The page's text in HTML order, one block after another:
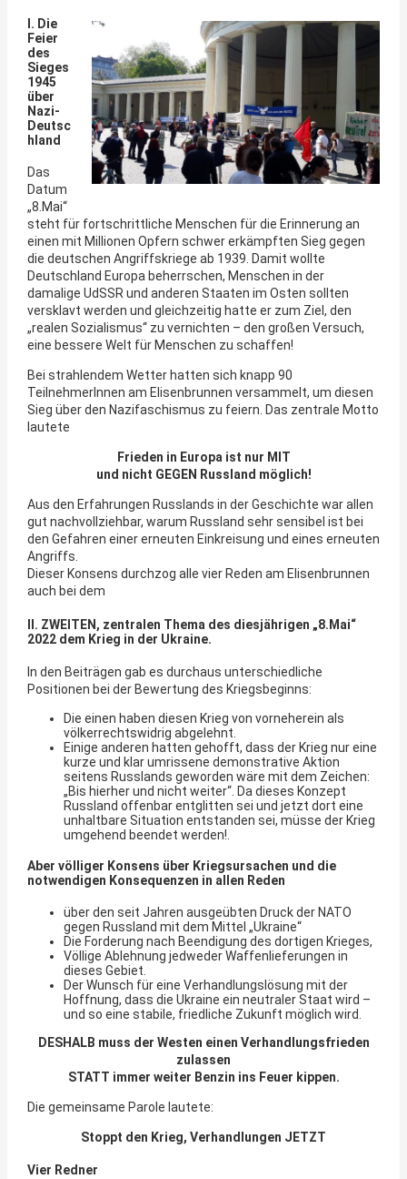
I. Die
Feier
des
Sieges
1945
über
Nazi-
Deutsc
hland
Das
Datum
„8.Mai“
steht für fortschrittliche Menschen für die Erinnerung an
einen mit Millionen Opfern schwer erkämpften Sieg gegen
die deutschen Angriffskriege ab 1939. Damit wollte
Deutschland Europa beherrschen, Menschen in der
damalige UdSSR und anderen Staaten im Osten sollten
versklavt werden und gleichzeitig hatte er zum Ziel, den
„realen Sozialismus“ zu vernichten – den großen Versuch,
eine bessere Welt für Menschen zu schaffen!
Bei strahlendem Wetter hatten sich knapp 90
TeilnehmerInnen am Elisenbrunnen versammelt, um diesen
Sieg über den Nazifaschismus zu feiern. Das zentrale Motto
lautete
Frieden in Europa ist nur MIT
und nicht GEGEN Russland möglich!
Aus den Erfahrungen Russlands in der Geschichte war allen
gut nachvollziehbar, warum Russland sehr sensibel ist bei
den Gefahren einer erneuten Einkreisung und eines erneuten
Angriffs.
Dieser Konsens durchzog alle vier Reden am Elisenbrunnen
auch bei dem
II. ZWEITEN, zentralen Thema des diesjährigen „8.Mai“
2022 dem Krieg in der Ukraine.
In den Beiträgen gab es durchaus unterschiedliche
Positionen bei der Bewertung des Kriegsbeginns:
Die einen haben diesen Krieg von vorneherein als
völkerrechtswidrig abgelehnt.
Einige anderen hatten gehofft, dass der Krieg nur eine
kurze und klar umrissene demonstrative Aktion
seitens Russlands geworden wäre mit dem Zeichen:
„Bis hierher und nicht weiter“. Da dieses Konzept
Russland offenbar entglitten sei und jetzt dort eine
unhaltbare Situation entstanden sei, müsse der Krieg
umgehend beendet werden!.
Aber völliger Konsens über Kriegsursachen und die
notwendigen Konsequenzen in allen Reden
über den seit Jahren ausgeübten Druck der NATO
gegen Russland mit dem Mittel „Ukraine“
Die Forderung nach Beendigung des dortigen Krieges,
Völlige Ablehnung jedweder Waffenlieferungen in
dieses Gebiet.
Der Wunsch für eine Verhandlungslösung mit der
Hoffnung, dass die Ukraine ein neutraler Staat wird –
und so eine stabile, friedliche Zukunft möglich wird.
DESHALB muss der Westen einen Verhandlungsfrieden
zulassen
STATT immer weiter Benzin ins Feuer kippen.
Die gemeinsame Parole lautete:
Stoppt den Krieg, Verhandlungen JETZT
Vier Redner